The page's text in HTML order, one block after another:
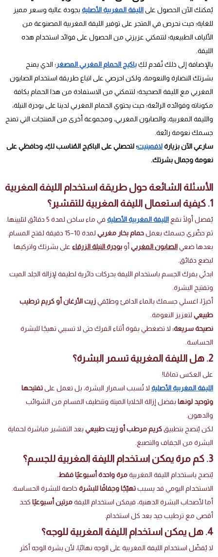
يُمكنك الآن الحصول علىالليفة المغربية الأصلية بجودة عالية وسعر مميز
للغاية؛ حيث نحرص في المتجر على توفير الليفة المغربية المصنوعة من
الألياف الطبيعية؛ لتتمكني عزيزتي من الحصول على فوائد استخدام هذه
الليفة.
بالإضافة إلى ذلك نُقدم لكِباكيج الحمام المغربي المصغر؛ الذي يمنح
بشرتك النضارة والنعومة، ولكن احرصي على اتباع طريقة استخدام الصابون
المغربي مع الليفة الصحيحة؛ لتتمكني من الاستفادة من هذا الحمام بكافة
مكوناته وفوائده الرائعة؛ حيث يحتوي الحمام المغربي لدينا على بودرة النيلة،
والليفة المغربية، والصابون المغربي، ومجموعة أخرى من المنتجات التي تمنح
جسمك نعومة رائعة.
سارعي الآن بزيارةلافمينيت؛ لتحصلي على الباكيج المُناسب لكِ، وحافظي على
نعومة وجمال بشرتك.
الأسئلة الشائعة حول طريقة استخدام الليفة المغربية
1. كيفية استعمال الليفة المغربية للتقشير؟
يُفضل أولًا نقع الليفة المغربية الأصلية في ماء ساخن لمدة 5 دقائق لتليينها.
ثم حضّري جسمك بعملحمام بخار مغربي لمدة 10–15 دقيقة لفتح المسام.
بعدها ضعيالصابون المغربي أوبودرة النيلة الزرقاء على بشرتك واتركيها
لبضع دقائق.
ابدئي بفرك الجسم باستخدام الليفة بحركات دائرية لطيفة لإزالة الجلد الميت
وتفتيح البشرة.
أخيرًا، اغسلي جسمك بالماء الدافئ وطبّقيزيت الأرغان أو كريم ترطيب
طبيعي لتعزيز النعومة.
نصيحة سريعة: لا تضغطي بقوة أثناء الفرك حتى لا تسببي تهيجًا للبشرة
الحساسة.
2. هل الليفة المغربية تسمر البشرة؟
على العكس تمامًا!
الليفة المغربية الأصلية لا تُسبب اسمرار البشرة، بل تعمل علىتفتيحها
وتوحيد لونها بفضل إزالة الخلايا الميتة وتنظيف المسام من الشوائب
والدهون.
لكن يُنصح بتطبيقكريم مرطب أو زيت طبيعي بعد التقشير مباشرة لحماية
البشرة من الجفاف والتصبغ.
3. كم مرة يمكن استخدام الليفة المغربية للجسم؟
يُنصح باستخدام الليفة المغربيةمرة واحدة أسبوعيًا فقط.
الاستخدام اليومي قد يسببتهيّجًا وجفافًا للبشرة خاصة للبشرة الحساسة.
أما لأصحاب البشرة الدهنية، فيمكن استخدام الليفةمرتين أسبوعيًا كحد
أقصى مع ترطيب جيد بعد كل استخدام.
4. هل يمكن استخدام الليفة المغربية للوجه؟
لا يُفضّل استخدام الليفة المغربية على الوجه نهائيًا، لأن بشرة الوجه أكثر